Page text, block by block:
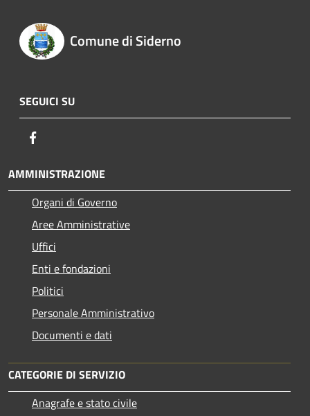
Comune di Siderno
SEGUICI SU
AMMINISTRAZIONE
Organi di Governo
Aree Amministrative
Uffici
Enti e fondazioni
Politici
Personale Amministrativo
Documenti e dati
CATEGORIE DI SERVIZIO
Anagrafe e stato civile